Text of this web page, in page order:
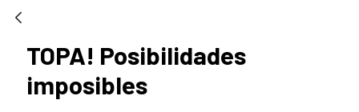
TOPA! Posibilidades
imposibles